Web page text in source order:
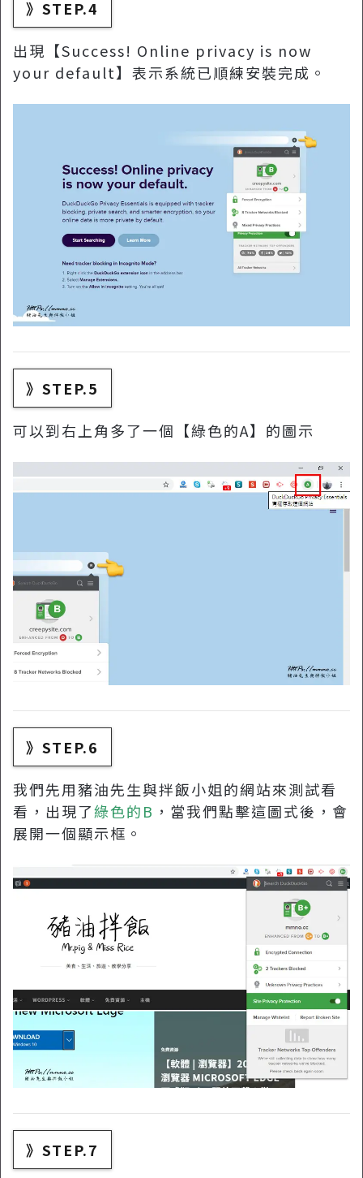
》STEP.4
出現【Success! Online privacy is now
your default】表示系統已順練安裝完成。
》STEP.5
可以到右上角多了一個【綠色的A】的圖示
》STEP.6
我們先用豬油先生與拌飯小姐的網站來測試看
看，出現了綠色的B ，當我們點擊這圖式後，會
展開一個顯示框。
》STEP.7